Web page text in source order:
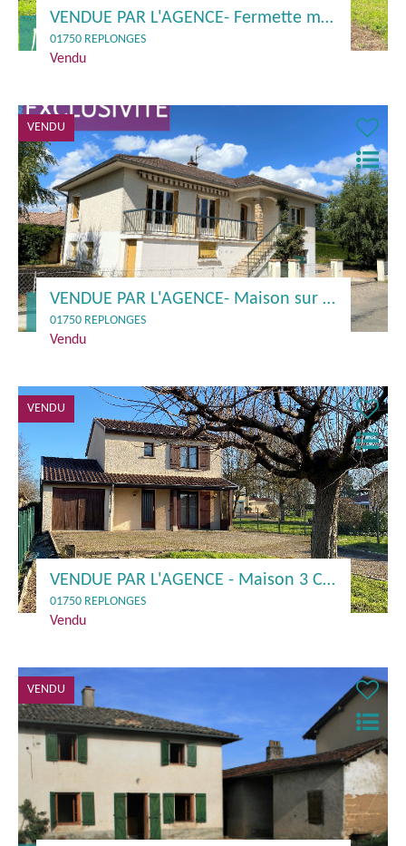
VENDUE PAR L'AGENCE- Fermette mitoyenne 127 m² avec dépendances à rénover - 01750 REPLONGES
01750 REPLONGES
Vendu
VENDU
VENDUE PAR L'AGENCE- Maison sur sous sol 90 m² - 01750 REPLONGES
01750 REPLONGES
Vendu
VENDU
VENDUE PAR L'AGENCE - Maison 3 Chs. + GGE - 01750 REPLONGES
01750 REPLONGES
Vendu
VENDU